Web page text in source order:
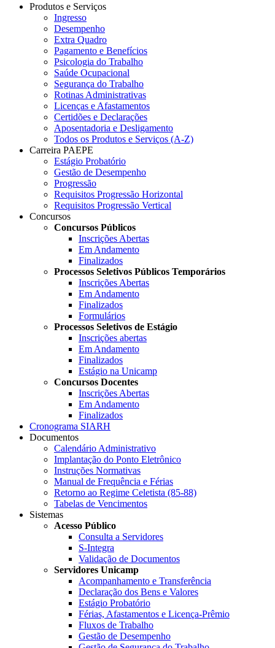
Produtos e Serviços
Ingresso
Desempenho
Extra Quadro
Pagamento e Benefícios
Psicologia do Trabalho
Saúde Ocupacional
Segurança do Trabalho
Rotinas Administrativas
Licenças e Afastamentos
Certidões e Declarações
Aposentadoria e Desligamento
Todos os Produtos e Serviços (A-Z)
Carreira PAEPE
Estágio Probatório
Gestão de Desempenho
Progressão
Requisitos Progressão Horizontal
Requisitos Progressão Vertical
Concursos
Concursos Públicos
Inscrições Abertas
Em Andamento
Finalizados
Processos Seletivos Públicos Temporários
Inscrições Abertas
Em Andamento
Finalizados
Formulários
Processos Seletivos de Estágio
Inscrições abertas
Em Andamento
Finalizados
Estágio na Unicamp
Concursos Docentes
Inscrições Abertas
Em Andamento
Finalizados
Cronograma SIARH
Documentos
Calendário Administrativo
Implantação do Ponto Eletrônico
Instruções Normativas
Manual de Frequência e Férias
Retorno ao Regime Celetista (85-88)
Tabelas de Vencimentos
Sistemas
Acesso Público
Consulta a Servidores
S-Integra
Validação de Documentos
Servidores Unicamp
Acompanhamento e Transferência
Declaração dos Bens e Valores
Estágio Probatório
Férias, Afastamentos e Licença-Prêmio
Fluxos de Trabalho
Gestão de Desempenho